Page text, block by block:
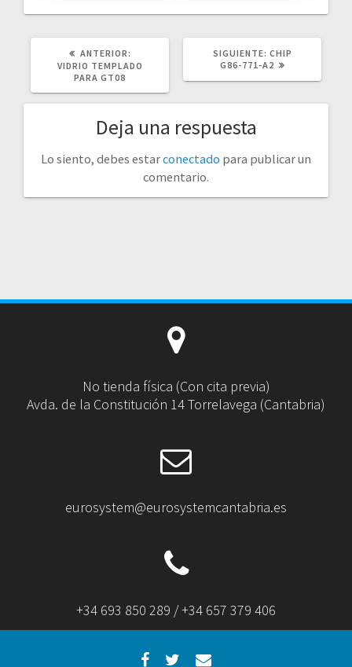
ANTERIOR:
ANTERIOR:
VIDRIO TEMPLADO
PARA GT08
SIGUIENTE: SIGUIENTE
POST:
CHIP
G86-771-A2
Deja una respuesta
Lo siento, debes estarconectado para publicar un
comentario.
No tienda física (Con cita previa)
Avda. de la Constitución 14 Torrelavega (Cantabria)
eurosystem@eurosystemcantabria.es
+34 693 850 289 / +34 657 379 406